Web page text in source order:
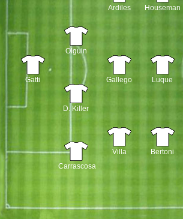
Gatti
Olguin
D. Killer
Carrascosa
Ardiles
Gallego
Villa
Houseman
Luque
Bertoni